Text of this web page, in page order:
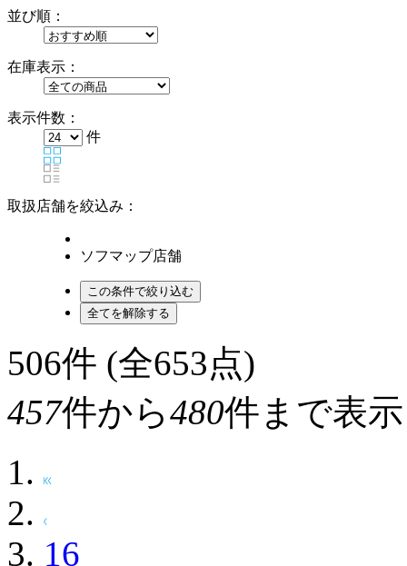
並び順：
在庫表示：
表示件数：
件
取扱店舗を絞込み：
ソフマップ店舗
506件 (全653点)
457件から480件まで表示
16